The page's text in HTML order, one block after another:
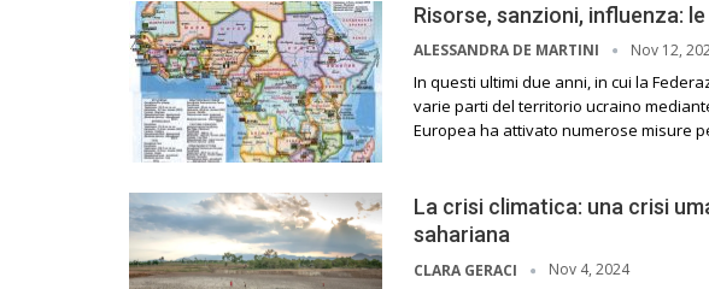
Risorse, sanzioni, influenza:
ALESSANDRA DE MARTINI Nov 12,
In questi ultimi due anni, in cui la
varie parti del territorio ucraino
Europea ha attivato numerose misure
La crisi climatica: una crisi
sahariana
CLARA GERACI Nov 4, 2024